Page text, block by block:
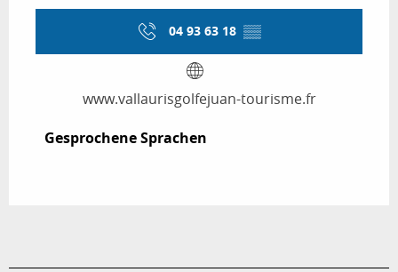
04 93 63 18 ▒▒
www.vallaurisgolfejuan-tourisme.fr
Gesprochene Sprachen
Gesprochene Sprachen